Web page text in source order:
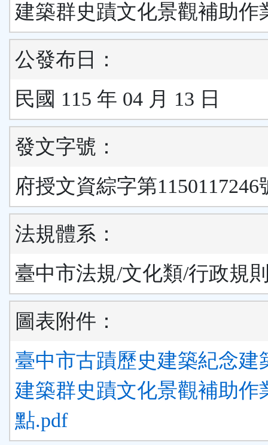
建築群史蹟文化景觀補助作
公發布日：
民國 115 年 04 月 13 日
發文字號：
府授文資綜字第1150117246
法規體系：
臺中市法規/文化類/行政規
圖表附件：
臺中市古蹟歷史建築紀念建
建築群史蹟文化景觀補助作
點.pdf